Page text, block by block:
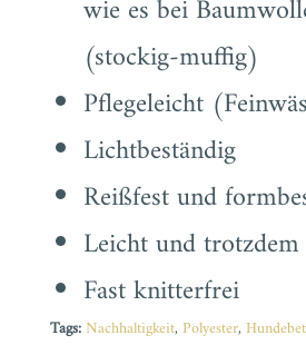
wie es bei
(stockig-muffig)
Pflegeleicht
Lichtbeständig
Reißfest und
Leicht und
Fast knitterfrei
Tags:Nachhaltigkeit, Polyester,